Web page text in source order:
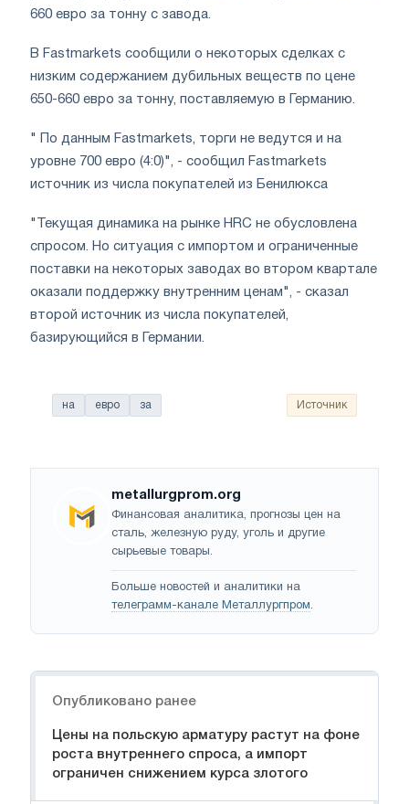
660 евро за тонну с завода.
В Fastmarkets сообщили о некоторых сделках с
низким содержанием дубильных веществ по цене
650-660 евро за тонну, поставляемую в Германию.
" По данным Fastmarkets, торги не ведутся и на
уровне 700 евро (4:0)", - сообщил Fastmarkets
источник из числа покупателей из Бенилюкса
"Текущая динамика на рынке HRC не обусловлена
спросом. Но ситуация с импортом и ограниченные
поставки на некоторых заводах во втором квартале
оказали поддержку внутренним ценам", - сказал
второй источник из числа покупателей,
базирующийся в Германии.
на евро за Источник
metallurgprom.org
Финансовая аналитика, прогнозы цен на
сталь, железную руду, уголь и другие
сырьевые товары.
Больше новостей и аналитики на
телеграмм-канале Металлургпром.
Опубликовано ранее
Цены на польскую арматуру растут на фоне
роста внутреннего спроса, а импорт
ограничен снижением курса злотого